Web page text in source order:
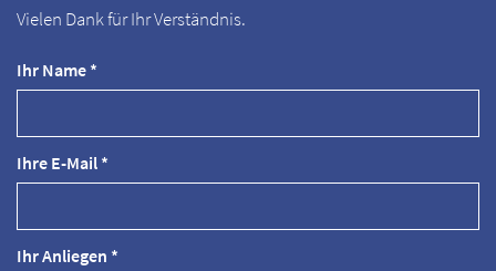
Ihr Name *
Ihre E-Mail *
Ihr Anliegen *
Vielen Dank für Ihr Verständnis.